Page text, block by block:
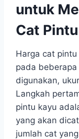
untuk
Cat
Harga cat
pada
digunakan,
Langkah
pintu kayu
yang akan
jumlah cat